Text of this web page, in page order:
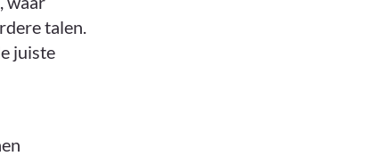
talen.
juiste